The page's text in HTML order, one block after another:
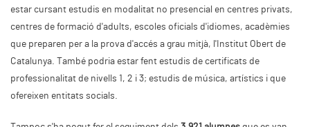
estar cursant estudis en modalitat no presencial en centres privats,
centres de formació d'adults, escoles oficials d'idiomes, acadèmies
que preparen per a la prova d'accés a grau mitjà, l'Institut Obert de
Catalunya. També podria estar fent estudis de certificats de
professionalitat de nivells 1, 2 i 3; estudis de música, artístics i que
ofereixen entitats socials.